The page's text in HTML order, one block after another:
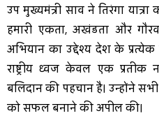
उप मुख्यमंत्री साव ने तिरंगा
हमारी एकता, अखंडता और गौरव
अभियान का उद्देश्य देश के
राष्ट्रीय ध्वज केवल एक प्रतीक
बलिदान की पहचान है। उन्होंने सभी
को सफल बनाने की अपील की।